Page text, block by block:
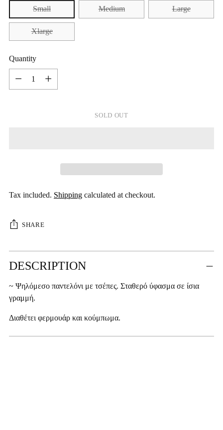
Small Medium Large
Xlarge
Quantity
Quantity
SOLD OUT
Tax included. Shipping calculated at checkout.
SHARE
Adding
product
your
cart
DESCRIPTION
~ Ψηλόμεσο παντελόνι με τσέπες. Σταθερό ύφασμα σε ίσια
γραμμή.
Διαθέτει φερμουάρ και κούμπωμα.